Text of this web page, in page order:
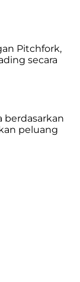
Pitchfork,
secara
berdasarkan
peluang